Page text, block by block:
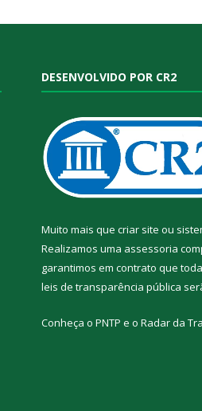
DESENVOLVIDO POR CR2
Muito mais que criar site ou
Realizamos uma assessoria
garantimos em contrato que
leis de transparência pública
Conheça o PNTP e o Radar da